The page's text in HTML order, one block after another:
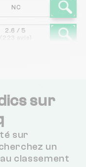
NC
2.6 / 5
(223 avis)
NC
sur
sur
un
classement